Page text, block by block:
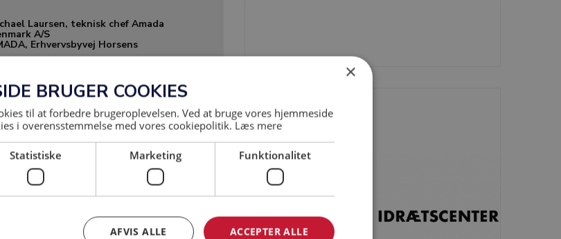
Laursen, teknisk chef Amada
A/S
Erhvervsbyvej Horsens
vidste på forhånd, at de var
Derfor var jeg helt rolig
at de skulle opføre de to
multihaller...
×
BRUGER COOKIES
til at forbedre brugeroplevelsen. Ved at bruge vores hjemmeside
i overensstemmelse med vores cookiepolitik. Læs mere
Statistiske Marketing Funktionalitet
ACCEPTER ALLE
AFVIS ALLE